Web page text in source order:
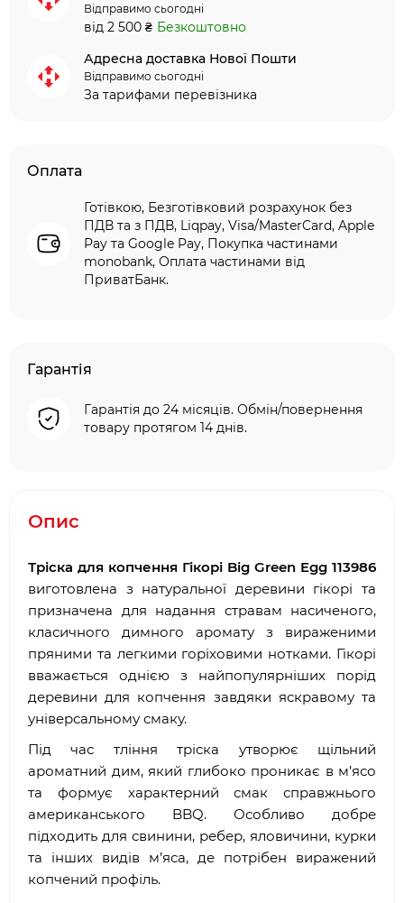
Відправимо сьогодні
від 2 500 ₴ Безкоштовно
Адресна доставка Нової Пошти
Відправимо сьогодні
За тарифами перевізника
Оплата
Готівкою, Безготівковий розрахунок без
ПДВ та з ПДВ, Liqpay, Visa/MasterCard, Apple
Pay та Google Pay, Покупка частинами
monobank, Оплата частинами від
ПриватБанк.
Гарантія
Гарантія до 24 місяців. Обмін/повернення
товару протягом 14 днів.
Опис
Тріска для копчення Гікорі Big Green Egg 113986
виготовлена з натуральної деревини гікорі та
призначена для надання стравам насиченого,
класичного димного аромату з вираженими
пряними та легкими горіховими нотками. Гікорі
вважається однією з найпопулярніших порід
деревини для копчення завдяки яскравому та
універсальному смаку.
Під час тління тріска утворює щільний
ароматний дим, який глибоко проникає в м’ясо
та формує характерний смак справжнього
американського BBQ. Особливо добре
підходить для свинини, ребер, яловичини, курки
та інших видів м’яса, де потрібен виражений
копчений профіль.